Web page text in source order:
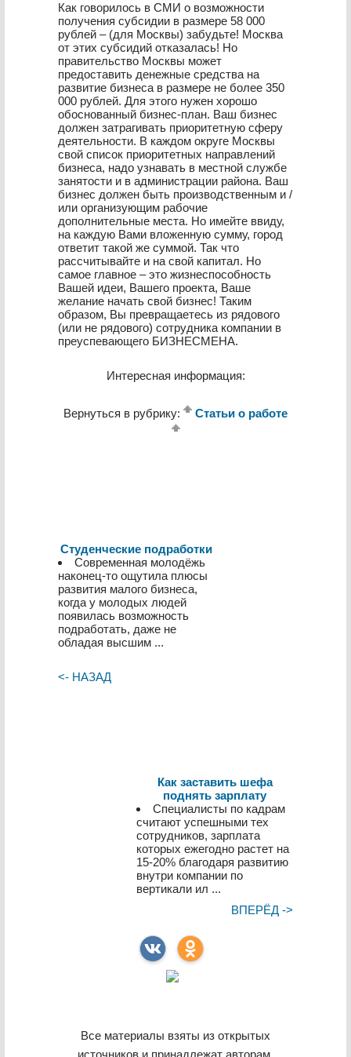
Как говорилось в СМИ о возможности
получения субсидии в размере 58 000
рублей – (для Москвы) забудьте! Москва
от этих субсидий отказалась! Но
правительство Москвы может
предоставить денежные средства на
развитие бизнеса в размере не более 350
000 рублей. Для этого нужен хорошо
обоснованный бизнес-план. Ваш бизнес
должен затрагивать приоритетную сферу
деятельности. В каждом округе Москвы
свой список приоритетных направлений
бизнеса, надо узнавать в местной службе
занятости и в администрации района. Ваш
бизнес должен быть производственным и /
или организующим рабочие
дополнительные места. Но имейте ввиду,
на каждую Вами вложенную сумму, город
ответит такой же суммой. Так что
рассчитывайте и на свой капитал. Но
самое главное – это жизнеспособность
Вашей идеи, Вашего проекта, Ваше
желание начать свой бизнес! Таким
образом, Вы превращаетесь из рядового
(или не рядового) сотрудника компании в
преуспевающего БИЗНЕСМЕНА.
Интересная информация:
Вернуться в рубрику: Статьи о работе
Студенческие подработки
Современная молодёжь
наконец-то ощутила плюсы
развития малого бизнеса,
когда у молодых людей
появилась возможность
подработать, даже не
обладая высшим ...
<- НАЗАД
Как заставить шефа
поднять зарплату
Специалисты по кадрам
считают успешными тех
сотрудников, зарплата
которых ежегодно растет на
15-20% благодаря развитию
внутри компании по
вертикали ил ...
ВПЕРЁД ->
Все материалы взяты из открытых
источников и принадлежат авторам,